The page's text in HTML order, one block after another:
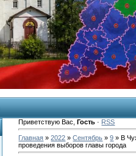
Приветствую Вас ,Гость · RSS
Главная »2022 » Сентябрь » 9 » В
проведения выборов главы города